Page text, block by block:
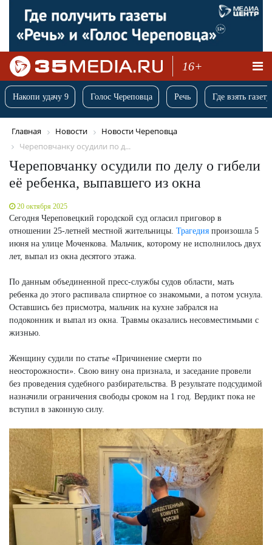
16+
Накопи удачу 9 Голос Череповца Речь Где взять
Главная Новости
Новости Череповца
Череповчанку осудили по д...
Череповчанку осудили по делу о гибели
её ребенка, выпавшего из окна
20 октября 2025
Сегодня Череповецкий городской суд огласил приговор в
отношении 25-летней местной жительницы. Трагедия произошла 5
июня на улице Моченкова. Мальчик, которому не исполнилось двух
лет, выпал из окна десятого этажа.
По данным объединенной пресс-службы судов области, мать
ребенка до этого распивала спиртное со знакомыми, а потом уснула.
Оставшись без присмотра, мальчик на кухне забрался на
подоконник и выпал из окна. Травмы оказались несовместимыми с
жизнью.
Женщину судили по статье «Причинение смерти по
неосторожности». Свою вину она признала, и заседание провели
без проведения судебного разбирательства. В результате подсудимой
назначили ограничения свободы сроком на 1 год. Вердикт пока не
вступил в законную силу.